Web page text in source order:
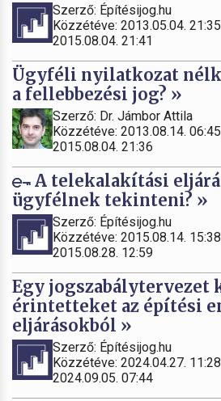
Szerző: Építésijog.hu
Közzétéve: 2013.05.04.
2015.08.04. 21:41
Ügyféli nyilatkozat
a fellebbezési jog? »
Szerző: Dr. Jámbor Attila
Közzétéve: 2013.08.14.
2015.08.04. 21:36
A telekalakítási
ügyfélnek tekinteni? »
Szerző: Építésijog.hu
Közzétéve: 2015.08.14.
2015.08.28. 12:59
Egy jogszabálytervezet
érintetteket az építési
eljárásokból »
Szerző: Építésijog.hu
Közzétéve: 2024.04.27.
2024.09.05. 07:44